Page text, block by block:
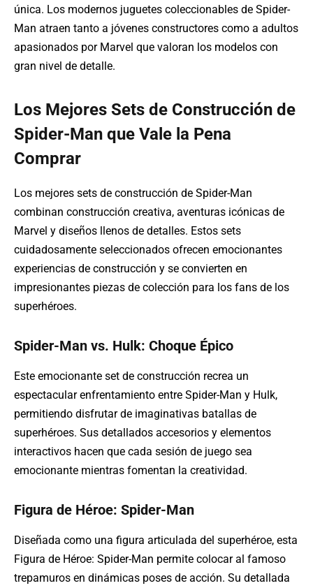
única. Los modernos juguetes coleccionables de Spider-
Man atraen tanto a jóvenes constructores como a adultos
apasionados por Marvel que valoran los modelos con
gran nivel de detalle.
Los Mejores Sets de Construcción de
Spider-Man que Vale la Pena
Comprar
Los mejores sets de construcción de Spider-Man
combinan construcción creativa, aventuras icónicas de
Marvel y diseños llenos de detalles. Estos sets
cuidadosamente seleccionados ofrecen emocionantes
experiencias de construcción y se convierten en
impresionantes piezas de colección para los fans de los
superhéroes.
Spider-Man vs. Hulk: Choque Épico
Este emocionante set de construcción recrea un
espectacular enfrentamiento entre Spider-Man y Hulk,
permitiendo disfrutar de imaginativas batallas de
superhéroes. Sus detallados accesorios y elementos
interactivos hacen que cada sesión de juego sea
emocionante mientras fomentan la creatividad.
Figura de Héroe: Spider-Man
Diseñada como una figura articulada del superhéroe, esta
Figura de Héroe: Spider-Man permite colocar al famoso
trepamuros en dinámicas poses de acción. Su detallada